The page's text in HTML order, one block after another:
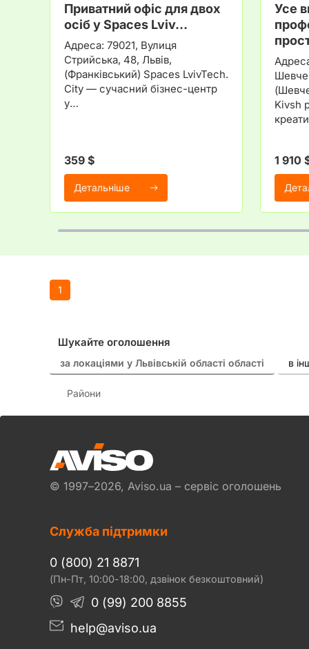
Приватний офіс для двох
осіб у Spaces Lviv…
Адреса: 79021, Вулиця
Стрийська, 48, Львів,
(Франківський) Spaces LvivTech.
City — сучасний бізнес-центр
у…
359 $
Детальніше
Усе
Kivsh
1 910
1
Шукайте оголошення
за локаціями у Львівській області області
Райони
в
© 1997–2026, Aviso.ua – сервіс оголошень
Служба підтримки
0 (800) 21 8871
(Пн-Пт, 10:00-18:00, дзвінок безкоштовний)
0 (99) 200 8855
help@aviso.ua